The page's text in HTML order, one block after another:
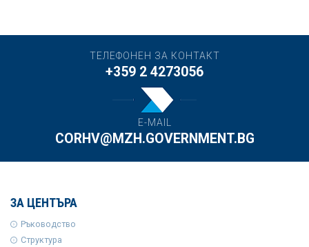
ТЕЛЕФОНЕН ЗА КОНТАКТ
+359 2 4273056
E-MAIL
CORHV@MZH.GOVERNMENT.BG
ЗА ЦЕНТЪРА
Ръководство
Структура